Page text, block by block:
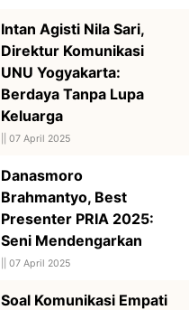
Intan Agisti Nila Sari,
Direktur Komunikasi
UNU Yogyakarta:
Berdaya Tanpa Lupa
Keluarga
07 April 2025
Danasmoro
Brahmantyo, Best
Presenter PRIA 2025:
Seni Mendengarkan
07 April 2025
Soal Komunikasi Empati